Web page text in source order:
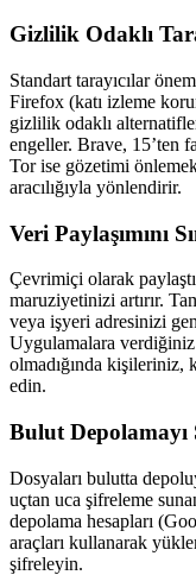
Gizlilik Odaklı
Standart tarayıcılar
Firefox (katı izleme
gizlilik odaklı
engeller. Brave, 15’ten
Tor ise gözetimi
aracılığıyla yönlendirir.
Veri Paylaşımını
Çevrimiçi olarak
maruziyetinizi artırır.
veya işyeri adresinizi
Uygulamalara
olmadığında kişileriniz,
edin.
Bulut Depolamayı
Dosyaları bulutta
uçtan uca şifreleme
depolama hesapları
araçları kullanarak
şifreleyin.